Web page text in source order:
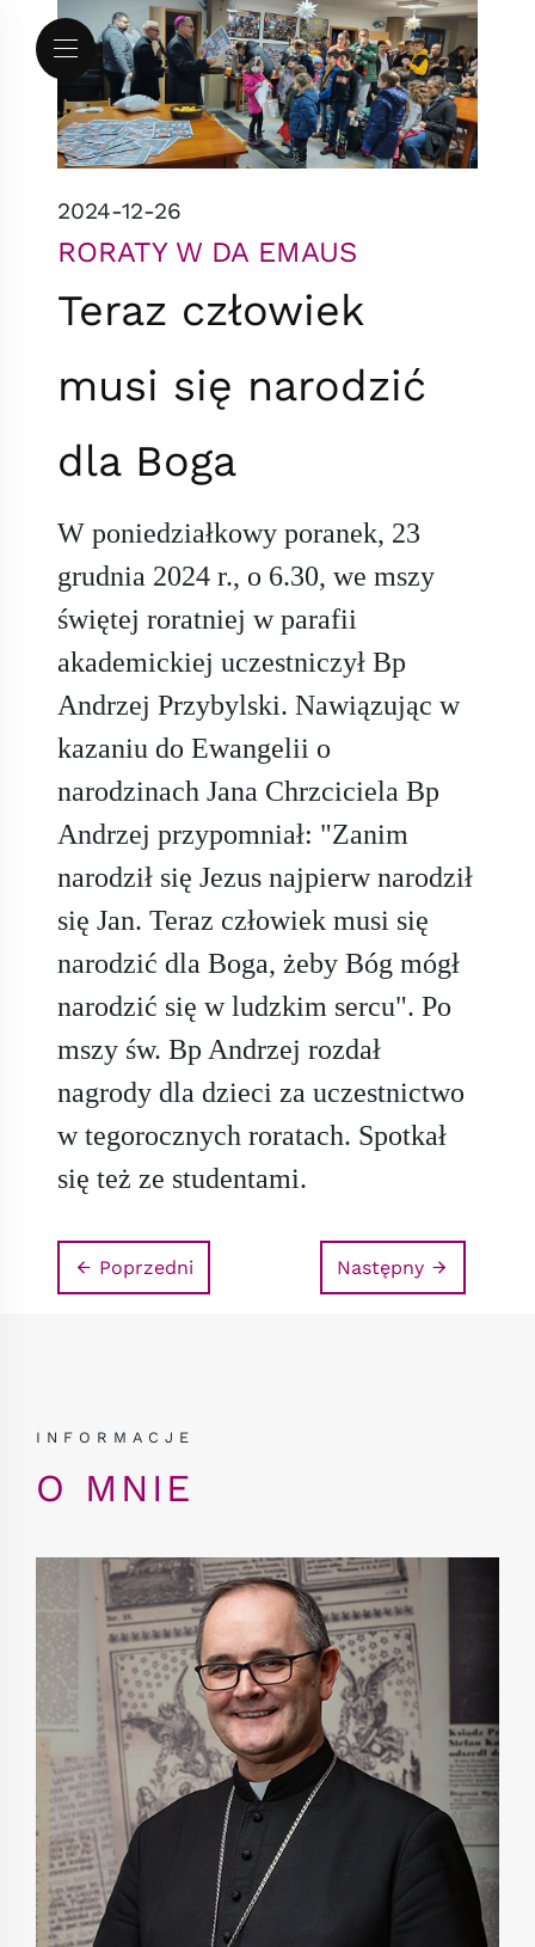
Przejdź do menu
Przejdź do treści
Mapa serwisu
2024-12-26
RORATY W DA EMAUS
Teraz człowiek
musi się narodzić
dla Boga
W poniedziałkowy poranek, 23
grudnia 2024 r., o 6.30, we mszy
świętej roratniej w parafii
akademickiej uczestniczył Bp
Andrzej Przybylski. Nawiązując w
kazaniu do Ewangelii o
narodzinach Jana Chrzciciela Bp
Andrzej przypomniał: "Zanim
narodził się Jezus najpierw narodził
się Jan. Teraz człowiek musi się
narodzić dla Boga, żeby Bóg mógł
narodzić się w ludzkim sercu". Po
mszy św. Bp Andrzej rozdał
nagrody dla dzieci za uczestnictwo
w tegorocznych roratach. Spotkał
się też ze studentami.
Poprzedni Następny
INFORMACJE
O MNIE